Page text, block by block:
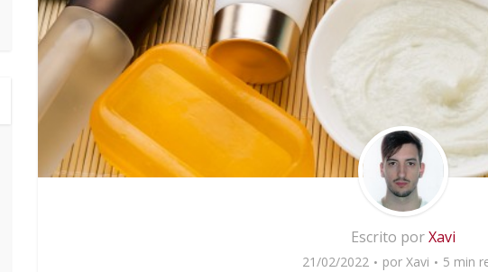
Escrito porXavi
21/02/2022 por Xavi 5 min